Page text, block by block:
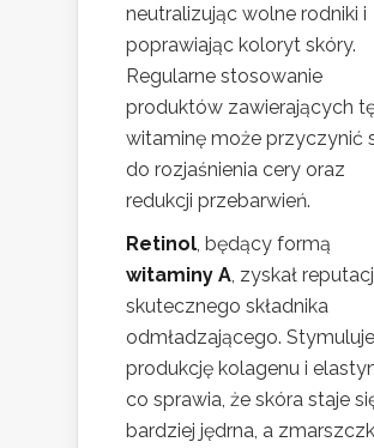
neutralizując wolne rodniki i
poprawiając koloryt skóry.
Regularne stosowanie
produktów zawierających
witaminę może przyczynić
do rozjaśnienia cery oraz
redukcji przebarwień.
Retinol , będący formą
witaminy A , zyskał
skutecznego składnika
odmładzającego.
produkcję kolagenu i
co sprawia, że skóra staje
bardziej jędrna, a